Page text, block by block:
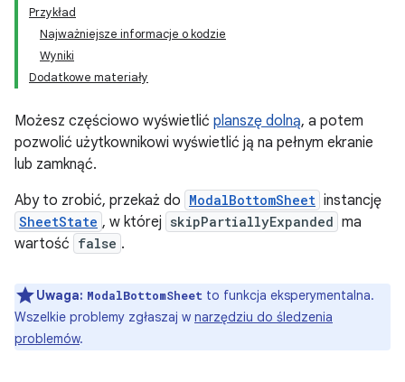
Przykład
Najważniejsze informacje o kodzie
Wyniki
Dodatkowe materiały
Możesz częściowo wyświetlić planszę dolną, a potem
pozwolić użytkownikowi wyświetlić ją na pełnym ekranie
lub zamknąć.
Aby to zrobić, przekaż do ModalBottomSheet instancję
SheetState , w której skipPartiallyExpanded ma
wartość false .
Uwaga: ModalBottomSheet to funkcja eksperymentalna.
Wszelkie problemy zgłaszaj w narzędziu do śledzenia
problemów.